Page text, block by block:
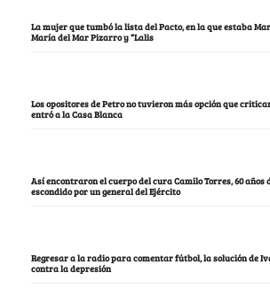
La mujer que tumbó la lista del Pacto, en la que estaba
María del Mar Pizarro y “Lalis
Los opositores de Petro no tuvieron más opción que
entró a la Casa Blanca
Así encontraron el cuerpo del cura Camilo Torres, 60 años
escondido por un general del Ejército
Regresar a la radio para comentar fútbol, la solución de
contra la depresión